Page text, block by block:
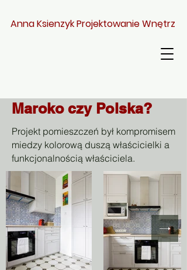
Anna Ksienzyk Projektowanie Wnętrz
Maroko czy Polska?
Projekt pomieszczeń był kompromisem
miedzy kolorową duszą właścicielki a
funkcjonalnością właściciela.